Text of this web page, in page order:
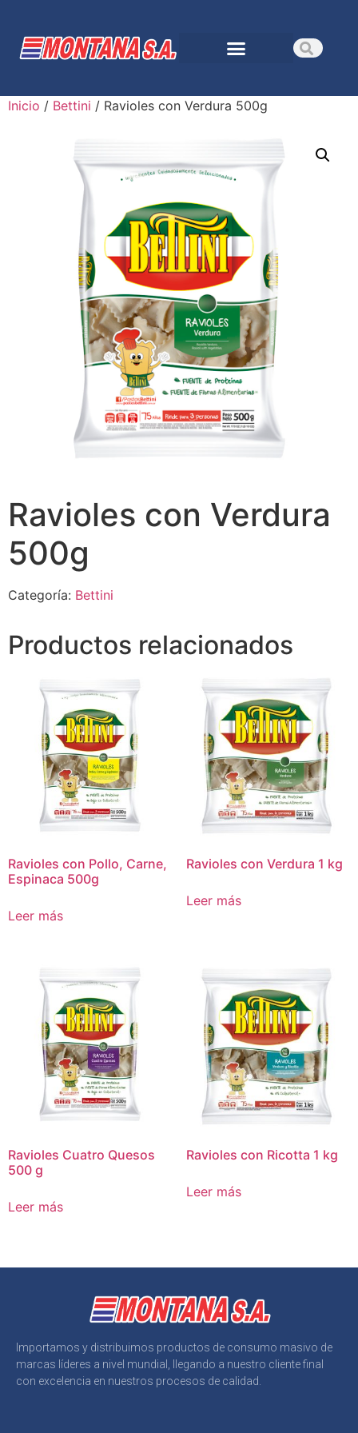
Inicio / Bettini / Ravioles con Verdura 500g
Ravioles con Verdura
500g
Categoría: Bettini
Productos relacionados
Ravioles con Pollo, Carne,
Espinaca 500g
Leer más
Ravioles con Verdura 1 kg
Leer más
Ravioles Cuatro Quesos
500 g
Leer más
Ravioles con Ricotta 1 kg
Leer más
Importamos y distribuimos productos de consumo masivo de
marcas líderes a nivel mundial, llegando a nuestro cliente final
con excelencia en nuestros procesos de calidad.